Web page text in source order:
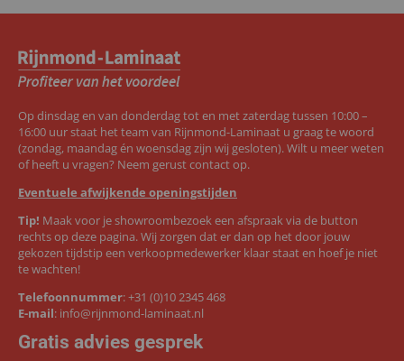
Op dinsdag en van donderdag tot en met zaterdag tussen 10:00 –
16:00 uur staat het team van Rijnmond-Laminaat u graag te woord
(zondag, maandag én woensdag zijn wij gesloten). Wilt u meer weten
of heeft u vragen? Neem gerust contact op.
Eventuele afwijkende openingstijden
Tip! Maak voor je showroombezoek een afspraak via de button
rechts op deze pagina. Wij zorgen dat er dan op het door jouw
gekozen tijdstip een verkoopmedewerker klaar staat en hoef je niet
te wachten!
Telefoonnummer:+31 (0)10 2345 468
E-mail: info@rijnmond-laminaat.nl
Gratis advies gesprek